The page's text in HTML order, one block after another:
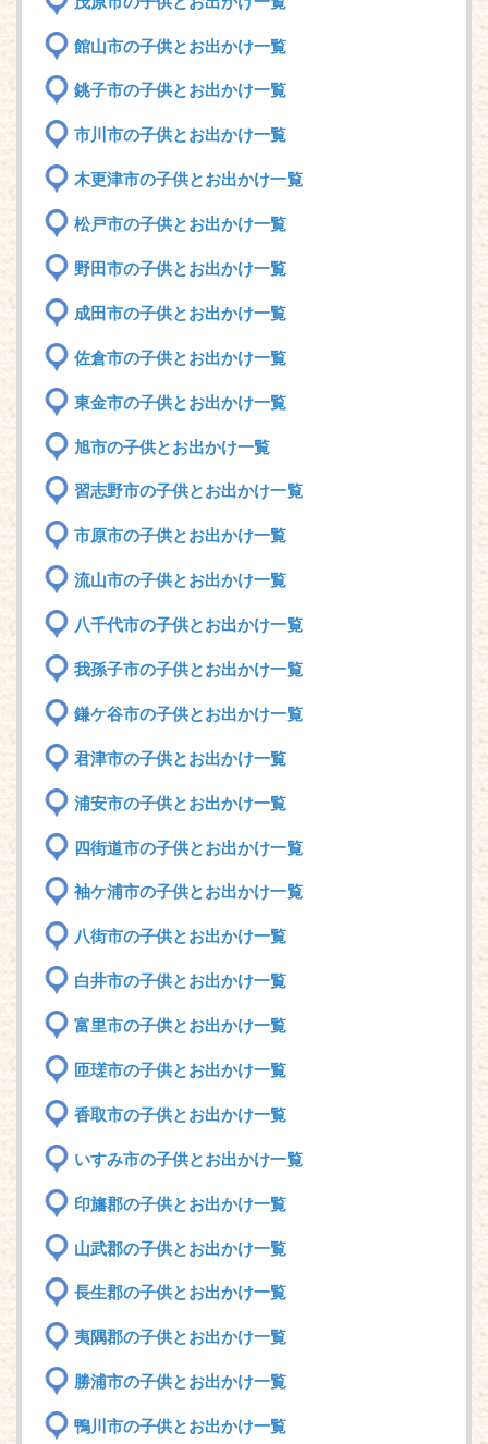
館山市の子供とお出かけ一覧
銚子市の子供とお出かけ一覧
市川市の子供とお出かけ一覧
木更津市の子供とお出かけ一覧
松戸市の子供とお出かけ一覧
野田市の子供とお出かけ一覧
成田市の子供とお出かけ一覧
佐倉市の子供とお出かけ一覧
東金市の子供とお出かけ一覧
旭市の子供とお出かけ一覧
習志野市の子供とお出かけ一覧
市原市の子供とお出かけ一覧
流山市の子供とお出かけ一覧
八千代市の子供とお出かけ一覧
我孫子市の子供とお出かけ一覧
鎌ケ谷市の子供とお出かけ一覧
君津市の子供とお出かけ一覧
浦安市の子供とお出かけ一覧
四街道市の子供とお出かけ一覧
袖ケ浦市の子供とお出かけ一覧
八街市の子供とお出かけ一覧
白井市の子供とお出かけ一覧
富里市の子供とお出かけ一覧
匝瑳市の子供とお出かけ一覧
香取市の子供とお出かけ一覧
いすみ市の子供とお出かけ一覧
印旛郡の子供とお出かけ一覧
山武郡の子供とお出かけ一覧
長生郡の子供とお出かけ一覧
夷隅郡の子供とお出かけ一覧
勝浦市の子供とお出かけ一覧
鴨川市の子供とお出かけ一覧